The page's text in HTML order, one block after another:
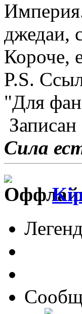
джедаи,
Короче,
P.S.
"Для
Записан
Сила